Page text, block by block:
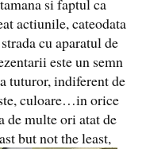
si faptul ca
actiunile, cateodata
cu aparatul de
este un semn
tuturor, indiferent de
culoare…in orice
de multe ori atat de
but not the least,